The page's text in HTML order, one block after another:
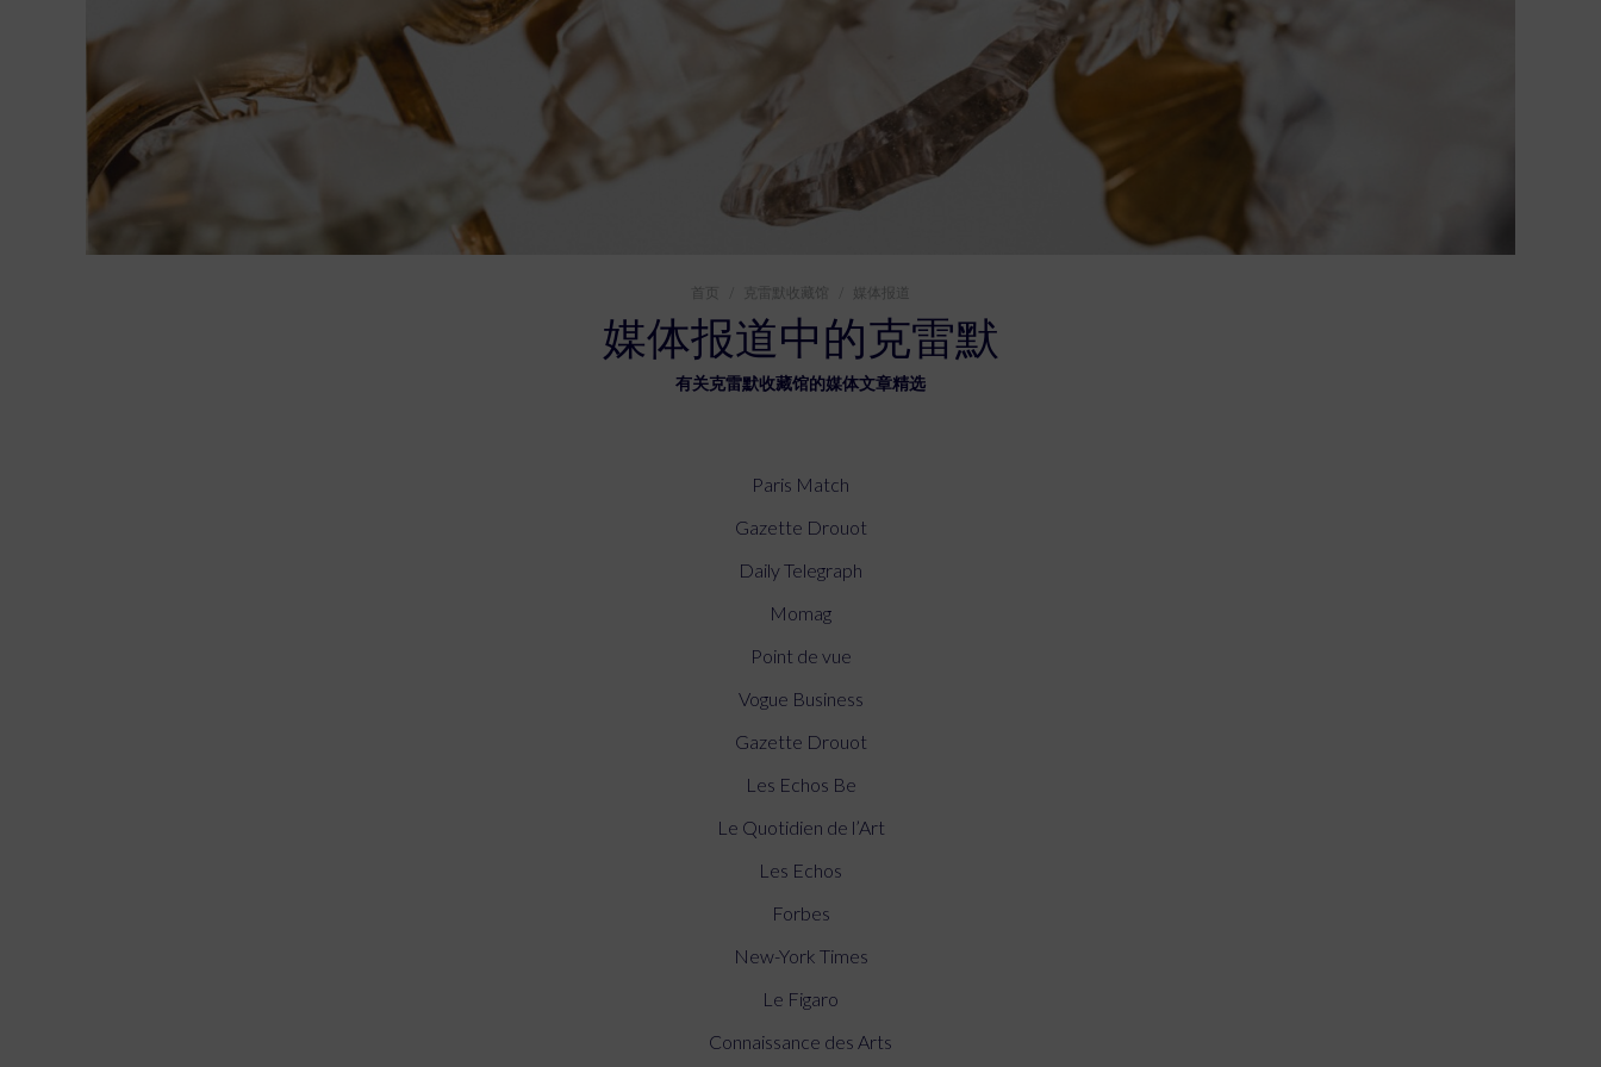
首页 克雷默收藏馆 媒体报道
媒体报道中的克雷默
有关克雷默收藏馆的媒体文章精选
Paris Match
Gazette Drouot
Daily Telegraph
Momag
Point de vue
Vogue Business
Gazette Drouot
Les Echos Be
Le Quotidien de l’Art
Les Echos
Forbes
New-York Times
Le Figaro
Connaissance des Arts